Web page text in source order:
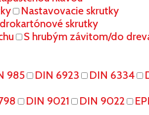
Nastavovacie skrutky
skrutky
S hrubým závitom/do
985 DIN 6923 DIN 6334
DIN 9021 DIN 9022